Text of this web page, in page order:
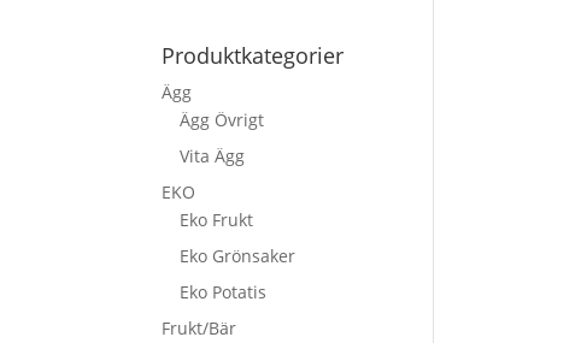
Produktkategorier
Ägg
Ägg Övrigt
Vita Ägg
EKO
Eko Frukt
Eko Grönsaker
Eko Potatis
Frukt/Bär